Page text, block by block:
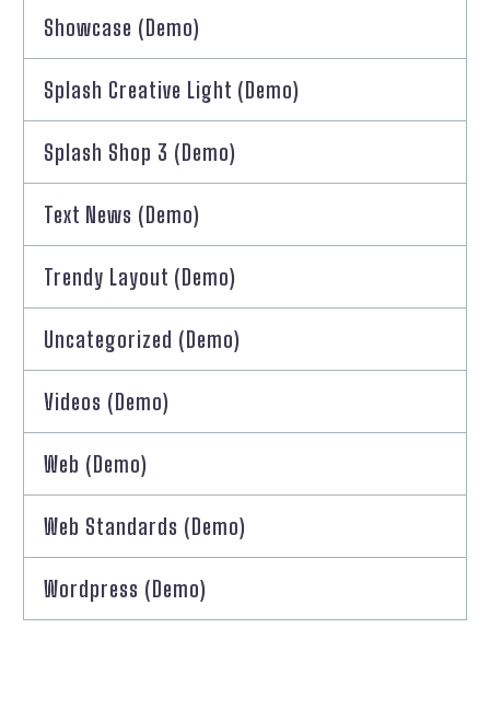
Showcase (Demo)
Splash Creative Light (Demo)
Splash Shop 3 (Demo)
Text News (Demo)
Trendy Layout (Demo)
Uncategorized (Demo)
Videos (Demo)
Web (Demo)
Web Standards (Demo)
Wordpress (Demo)